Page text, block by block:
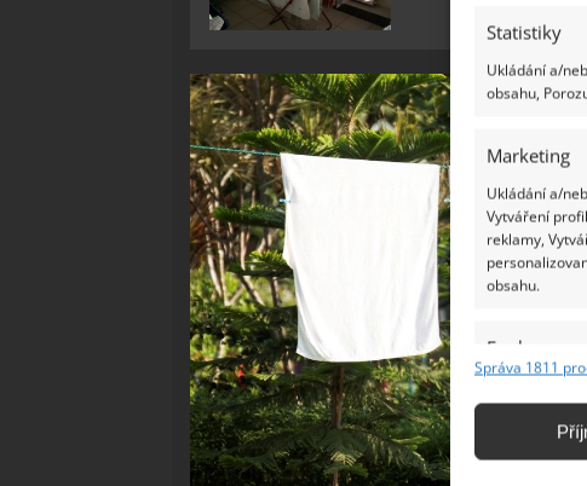
Statistiky
Ukládání a/
obsahu,
Marketing
Ukládání a/
Vytváření
reklamy,
obsahu.
Funkce
Identifikace
Správa 1811